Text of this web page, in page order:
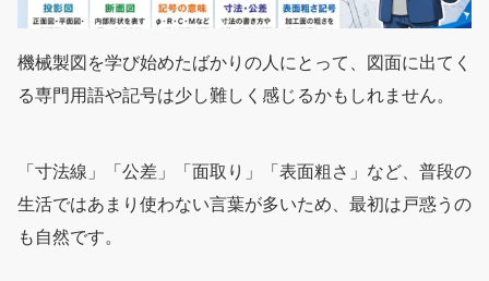
機械製図を学び始めたばかりの人にとって、図面に出てく
る専門用語や記号は少し難しく感じるかもしれません。
「寸法線」「公差」「面取り」「表面粗さ」など、普段の
生活ではあまり使わない言葉が多いため、最初は戸惑うの
も自然です。